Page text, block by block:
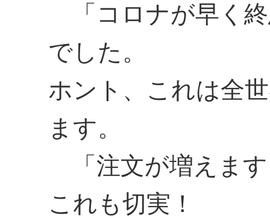
「コロナが早く
でした。
ホント、これは全
ます。
「注文が増えま
これも切実！